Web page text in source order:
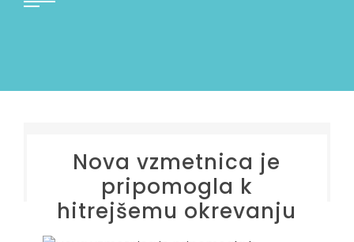
Nova vzmetnica je
pripomogla k
hitrejšemu okrevanju